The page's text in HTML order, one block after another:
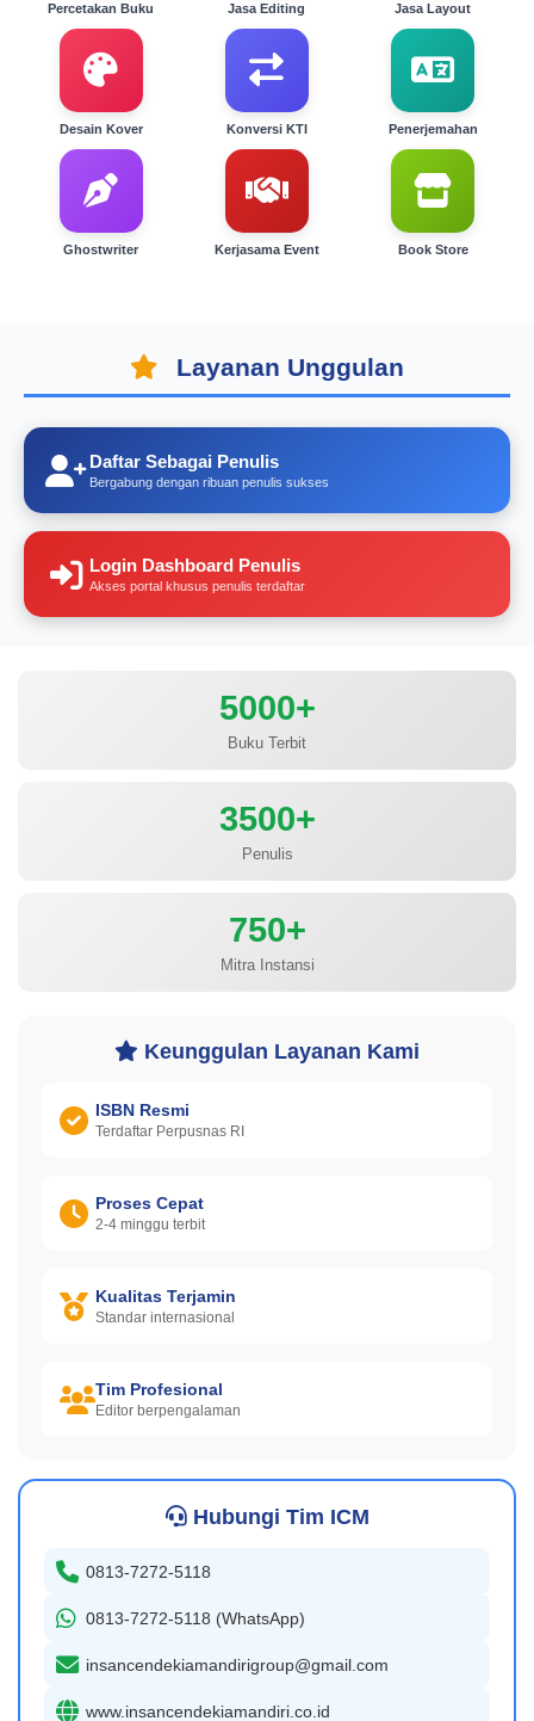
Percetakan Buku Jasa Editing Jasa Layout
Desain Kover Konversi KTI Penerjemahan
Ghostwriter Kerjasama Event Book Store
Layanan Unggulan
Daftar Sebagai Penulis
Bergabung dengan ribuan penulis sukses
Login Dashboard Penulis
Akses portal khusus penulis terdaftar
5000+
Buku Terbit
3500+
Penulis
750+
Mitra Instansi
Keunggulan Layanan Kami
ISBN Resmi
Terdaftar Perpusnas RI
Proses Cepat
2-4 minggu terbit
Kualitas Terjamin
Standar internasional
Tim Profesional
Editor berpengalaman
Hubungi Tim ICM
0813-7272-5118
0813-7272-5118 (WhatsApp)
insancendekiamandirigroup@gmail.com
www.insancendekiamandiri.co.id